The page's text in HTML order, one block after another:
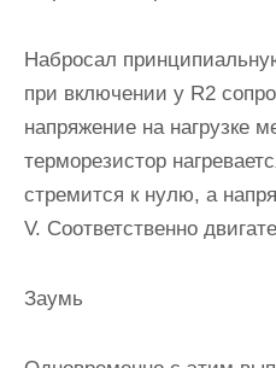
Набросал
при включении у R2
напряжение на нагрузке
терморезистор
стремится к нулю, а
V. Соответственно
Заумь